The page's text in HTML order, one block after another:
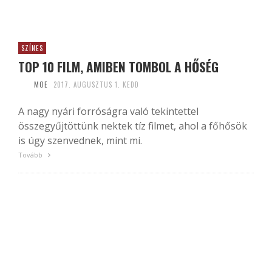
SZÍNES
TOP 10 FILM, AMIBEN TOMBOL A HŐSÉG
MOE 2017. AUGUSZTUS 1. KEDD
A nagy nyári forróságra való tekintettel
összegyűjtöttünk nektek tíz filmet, ahol a főhősök
is úgy szenvednek, mint mi.
Tovább